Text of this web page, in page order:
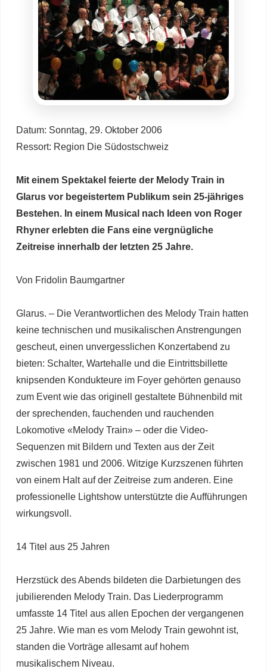
Datum: Sonntag, 29. Oktober 2006
Ressort: Region Die Südostschweiz
Mit einem Spektakel feierte der Melody Train in
Glarus vor begeistertem Publikum sein 25-jähriges
Bestehen. In einem Musical nach Ideen von Roger
Rhyner erlebten die Fans eine vergnügliche
Zeitreise innerhalb der letzten 25 Jahre.
Von Fridolin Baumgartner
Glarus. – Die Verantwortlichen des Melody Train hatten
keine technischen und musikalischen Anstrengungen
gescheut, einen unvergesslichen Konzertabend zu
bieten: Schalter, Wartehalle und die Eintrittsbillette
knipsenden Kondukteure im Foyer gehörten genauso
zum Event wie das originell gestaltete Bühnenbild mit
der sprechenden, fauchenden und rauchenden
Lokomotive «Melody Train» – oder die Video-
Sequenzen mit Bildern und Texten aus der Zeit
zwischen 1981 und 2006. Witzige Kurzszenen führten
von einem Halt auf der Zeitreise zum anderen. Eine
professionelle Lightshow unterstützte die Aufführungen
wirkungsvoll.
14 Titel aus 25 Jahren
Herzstück des Abends bildeten die Darbietungen des
jubilierenden Melody Train. Das Liederprogramm
umfasste 14 Titel aus allen Epochen der vergangenen
25 Jahre. Wie man es vom Melody Train gewohnt ist,
standen die Vorträge allesamt auf hohem
musikalischem Niveau.